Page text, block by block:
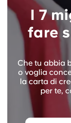
I 7
fare
Che tu abbia
o voglia
la carta di
per te,